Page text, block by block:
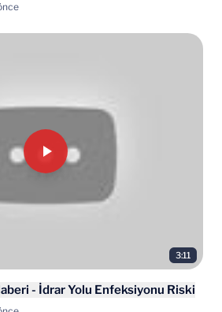
3:11
- İdrar Yolu Enfeksiyonu Riski